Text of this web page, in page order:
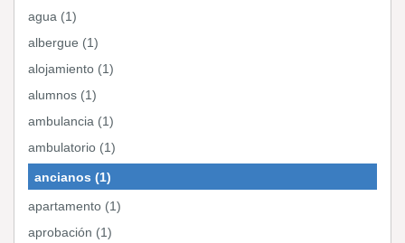
agua (1)
albergue (1)
alojamiento (1)
alumnos (1)
ambulancia (1)
ambulatorio (1)
ancianos (1)
apartamento (1)
aprobación (1)